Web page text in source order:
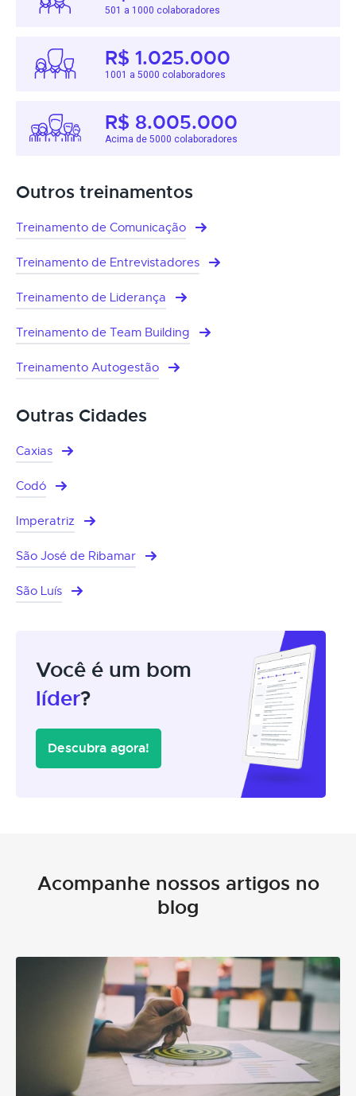
501 a 1000 colaboradores
R$ 1.025.000
1001 a 5000 colaboradores
R$ 8.005.000
Acima de 5000 colaboradores
Outros treinamentos
Treinamento de Comunicação
Treinamento de Entrevistadores
Treinamento de Liderança
Treinamento de Team Building
Treinamento Autogestão
Outras Cidades
Caxias
Codó
Imperatriz
São José de Ribamar
São Luís
Você é um bom
líder?
Descubra agora!
Acompanhe nossos artigos no
blog